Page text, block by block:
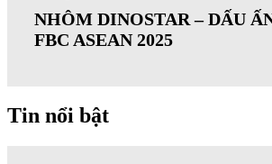
NHÔM DINOSTAR – DẤU
FBC ASEAN 2025
Tin nổi bật